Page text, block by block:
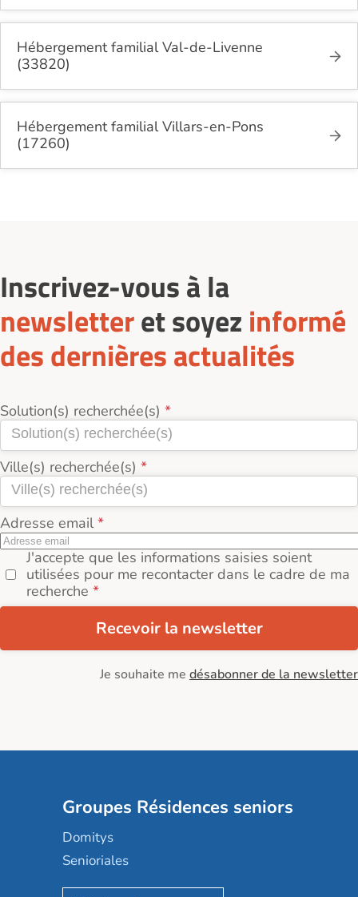
Hébergement familial Val-de-Livenne
(33820)
Hébergement familial Villars-en-Pons
(17260)
Inscrivez-vous à la
newsletteret soyez informé
des dernières actualités
Solution(s) recherchée(s)
Ville(s) recherchée(s)
Adresse email
J'accepte que les informations saisies soient
utilisées pour me recontacter dans le cadre de ma
recherche
Recevoir la newsletter
Je souhaite me désabonner de la newsletter
Groupes Résidences seniors
Domitys
Senioriales
Nohée